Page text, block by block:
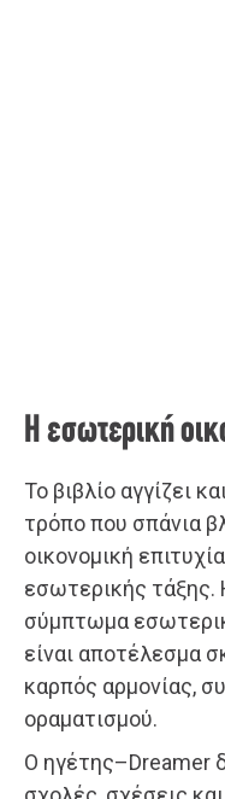
Η εσωτερική
Το βιβλίο αγγίζει
τρόπο που σπάνια
οικονομική
εσωτερικής τάξης.
σύμπτωμα
είναι αποτέλεσμα
καρπός αρμονίας,
οραματισμού.
Ο ηγέτης–Dreamer